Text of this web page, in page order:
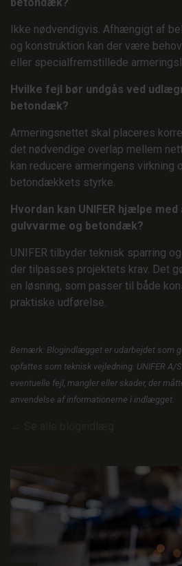
Ikke nødvendigvis. Afhængigt af
og konstruktion kan der være
eller specialfremstillede
Hvilke fejl bør undgås ved
betondæk?
Armeringsnettet skal placeres
det nødvendige overlap mellem
kan reducere armeringens virkning
betondækkets styrke.
Hvordan kan UNIFER hjælpe
gulvvarme og betondæk?
UNIFER tilbyder teknisk sparring
der tilpasses projektets krav. Det
en løsning, som passer til både
praktiske udførelse.
Bemærk: Blogindlægget er udarbejdet som
opfattes som teknisk vejledning. UNIFER A/
eventuelle fejl, mangler eller skader, der
anvendelse af informationerne i indlægget.